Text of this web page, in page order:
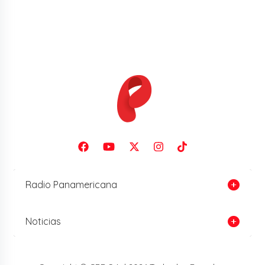
Radio Panamericana
Noticias